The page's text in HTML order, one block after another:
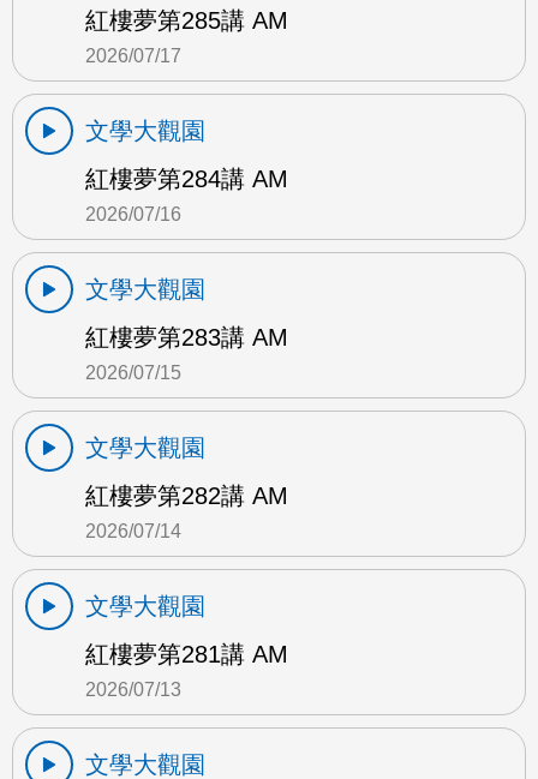
紅樓夢第285講 AM
2026/07/17
文學大觀園
紅樓夢第284講 AM
2026/07/16
文學大觀園
紅樓夢第283講 AM
2026/07/15
文學大觀園
紅樓夢第282講 AM
2026/07/14
文學大觀園
紅樓夢第281講 AM
2026/07/13
文學大觀園